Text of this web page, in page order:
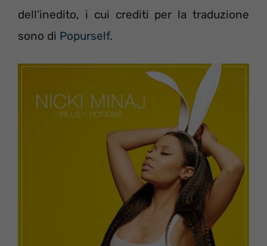
dell’inedito, i cui crediti per la traduzione
sono di Popurself.